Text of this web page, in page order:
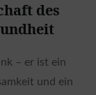
des
– er ist ein
und ein